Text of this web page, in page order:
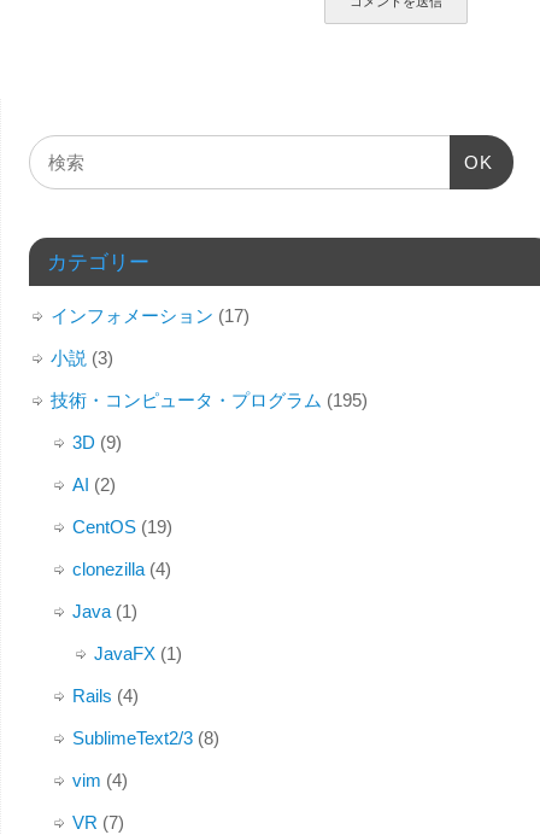
OK
カテゴリー
インフォメーション (17)
小説 (3)
技術・コンピュータ・プログラム (195)
3D (9)
AI (2)
CentOS(19)
clonezilla(4)
Java(1)
JavaFX(1)
Rails (4)
SublimeText2/3(8)
vim (4)
VR (7)